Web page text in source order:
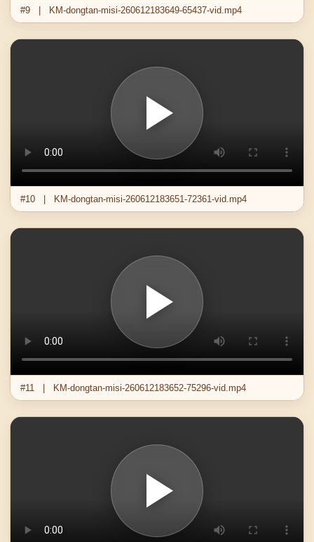
#9 | KM-dongtan-misi-260612183649-65437-vid.mp4
#10 | KM-dongtan-misi-260612183651-72361-vid.mp4
#11 | KM-dongtan-misi-260612183652-75296-vid.mp4